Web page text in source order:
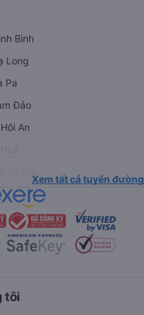
Bình
Long
Pa
Đảo
An
Xem tất cả tuyến đường
tôi